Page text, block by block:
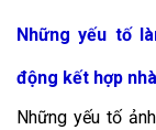
Những yếu tố
động kết hợp
Những yếu tố